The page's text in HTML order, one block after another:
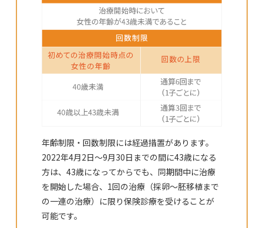
年齢制限・回数制限には経過措置があります。
2022年4月2日～9月30日までの間に43歳になる
方は、43歳になってからでも、同期間中に治療
を開始した場合、1回の治療（採卵～胚移植まで
の一連の治療）に限り保険診療を受けることが
可能です。